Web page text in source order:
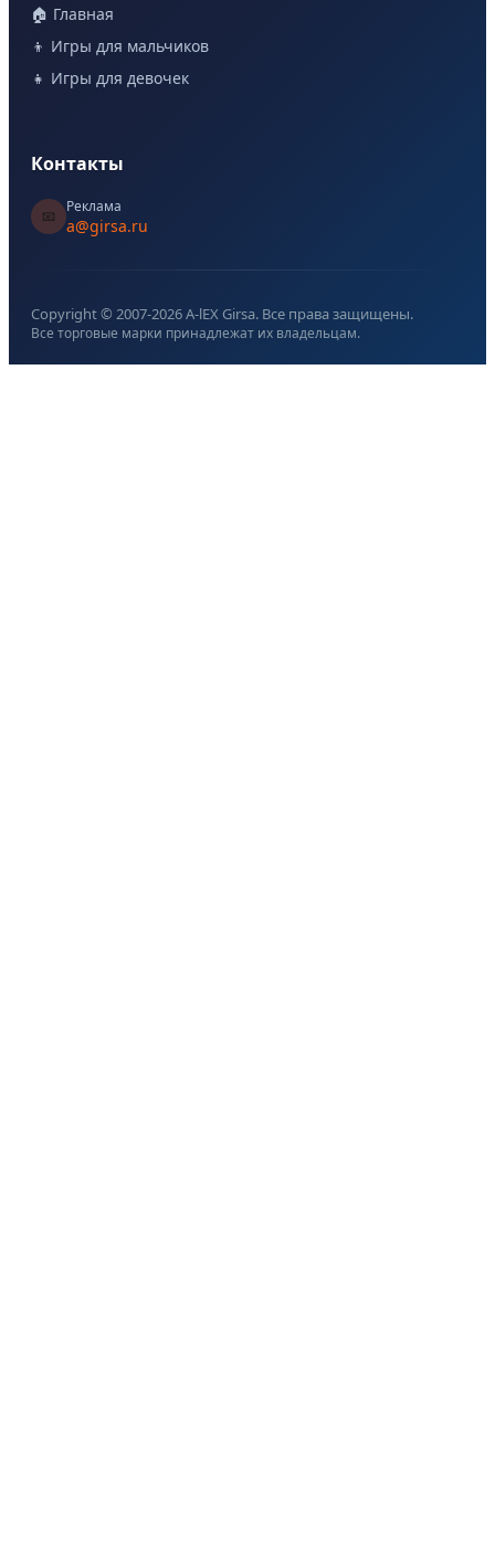
🏠 Главная
👦 Игры для мальчиков
👧 Игры для девочек
Контакты
📧
Реклама
a@girsa.ru
Copyright © 2007-2026A-lEX Girsa. Все права защищены.
Все торговые марки принадлежат их владельцам.